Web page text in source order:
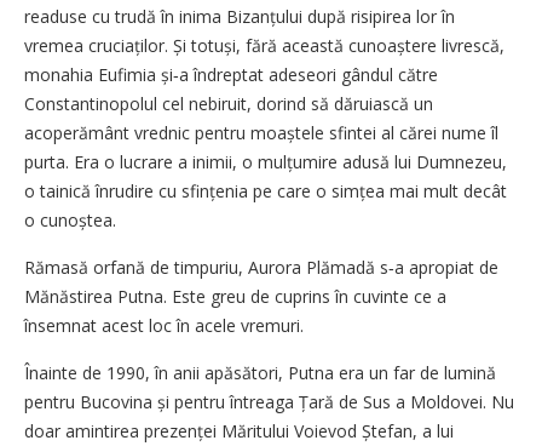
readuse cu trudă în inima Bizanțului după risipirea lor în
vremea cruciaților. Și totuși, fără această cunoaștere livrescă,
monahia Eufimia și‑a îndreptat adeseori gândul către
Constantinopolul cel nebiruit, dorind să dăruiască un
acoperământ vrednic pentru moaștele sfintei al cărei nume îl
purta. Era o lucrare a inimii, o mulțumire adusă lui Dumnezeu,
o tainică înrudire cu sfințenia pe care o simțea mai mult decât
o cunoștea.
Rămasă orfană de timpuriu, Aurora Plămadă s‑a apropiat de
Mănăstirea Putna. Este greu de cuprins în cuvinte ce a
însemnat acest loc în acele vremuri.
Înainte de 1990, în anii apăsători, Putna era un far de lumină
pentru Bucovina și pentru întreaga Țară de Sus a Moldovei. Nu
doar amintirea prezenței Măritului Voievod Ștefan, a lui